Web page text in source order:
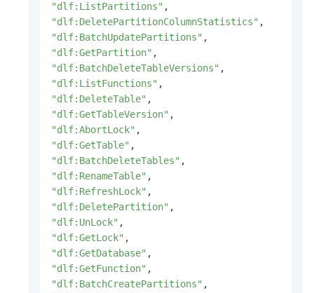
"dlf:ListPartitions" ,
"dlf:DeletePartitionColumnStatistics" ,
"dlf:BatchUpdatePartitions" ,
"dlf:GetPartition" ,
"dlf:BatchDeleteTableVersions" ,
"dlf:ListFunctions" ,
"dlf:DeleteTable" ,
"dlf:GetTableVersion" ,
"dlf:AbortLock" ,
"dlf:GetTable" ,
"dlf:BatchDeleteTables" ,
"dlf:RenameTable" ,
"dlf:RefreshLock" ,
"dlf:DeletePartition" ,
"dlf:UnLock" ,
"dlf:GetLock" ,
"dlf:GetDatabase" ,
"dlf:GetFunction" ,
"dlf:BatchCreatePartitions" ,